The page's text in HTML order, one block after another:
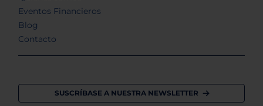
Eventos Financieros
Blog
Contacto
SUSCRÍBASE A NUESTRA NEWSLETTER